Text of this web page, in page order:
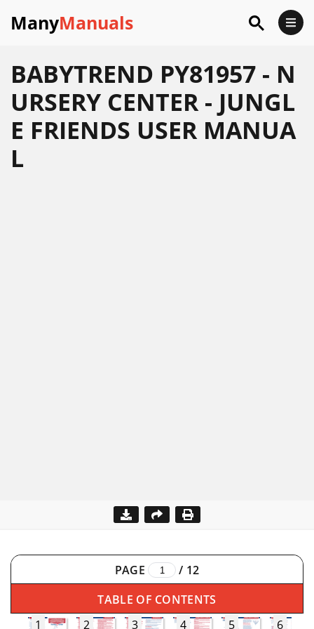
ManyManuals
BABYTREND PY81957 - N
URSERY CENTER - JUNGL
E FRIENDS USER MANUA
L
PAGE / 12
TABLE OF CONTENTS
1
2 3 4 5 6